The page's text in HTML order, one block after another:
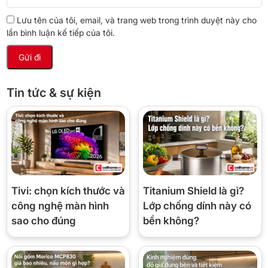
giật), tạo cảm giác thư giãn, ngủ ngon hơn.
💡 Có tiết kiệm điện không?
điện. Một quạt trần Vinawind chạy 12 giờ/ngày tiêu thụ ~0,9 số
điện =~2.250₫/ngày= ~67.000₫/tháng. So với điều hoà thì rẻ
hơn 10 lần.
📋 Thông số kỹ thuật
Thương hiệu Vinawind (Thống Nhất)
Mã sản phẩm QT1400X
Sải cánh 1.4 m
Lưu tên của tôi, email, và trang web trong trình duyệt này cho
lần bình luận kế tiếp của tôi.
Tin tức & sự kiện
Tivi: chọn kích thước và
công nghệ màn hình
sao cho đúng
Titanium Shield là gì?
Lớp chống dính này có
bền không?